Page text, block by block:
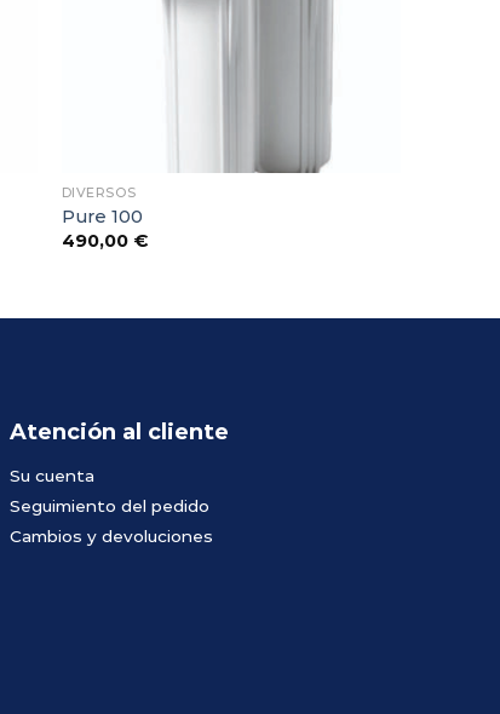
DIVERSOS
Pure 100
490,00 €
Atención al cliente
Su cuenta
Seguimiento del pedido
Cambios y devoluciones